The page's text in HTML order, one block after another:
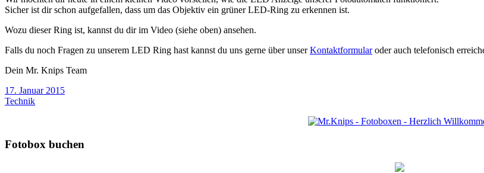
Sicher ist dir schon aufgefallen, dass um das Objektiv ein grüner LED-Ring zu erkennen ist.
Wozu dieser Ring ist, kannst du dir im Video (siehe oben) ansehen.
Falls du noch Fragen zu unserem LED Ring hast kannst du uns gerne über unserKontaktformularoder auch telefonisch
Dein Mr. Knips Team
17. Januar 2015
Technik
Fotobox buchen